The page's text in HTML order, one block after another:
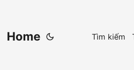
Home Tìm kiếm